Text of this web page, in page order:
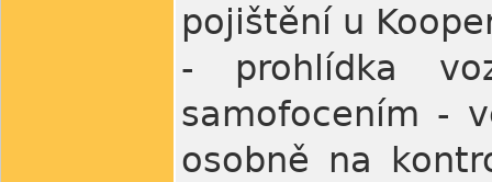
pojištění u
- prohlídka
samofocením -
osobně na